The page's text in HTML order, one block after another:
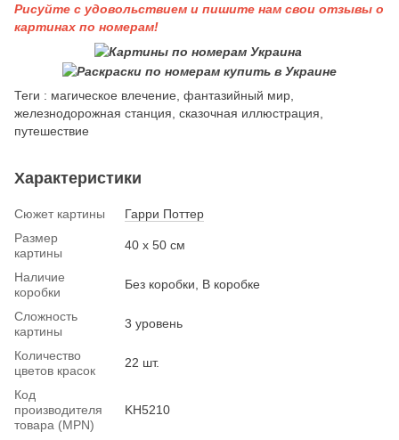
Рисуйте с удовольствием и пишите нам свои отзывы о
картинах по номерам!
Теги : магическое влечение, фантазийный мир,
железнодорожная станция, сказочная иллюстрация,
путешествие
Характеристики
Сюжет картины
Гарри Поттер
Размер
картины
40 х 50 см
Наличие
коробки
Без коробки, В коробке
Сложность
картины
3 уровень
Количество
цветов красок
22 шт.
Код
производителя
товара (MPN)
KH5210